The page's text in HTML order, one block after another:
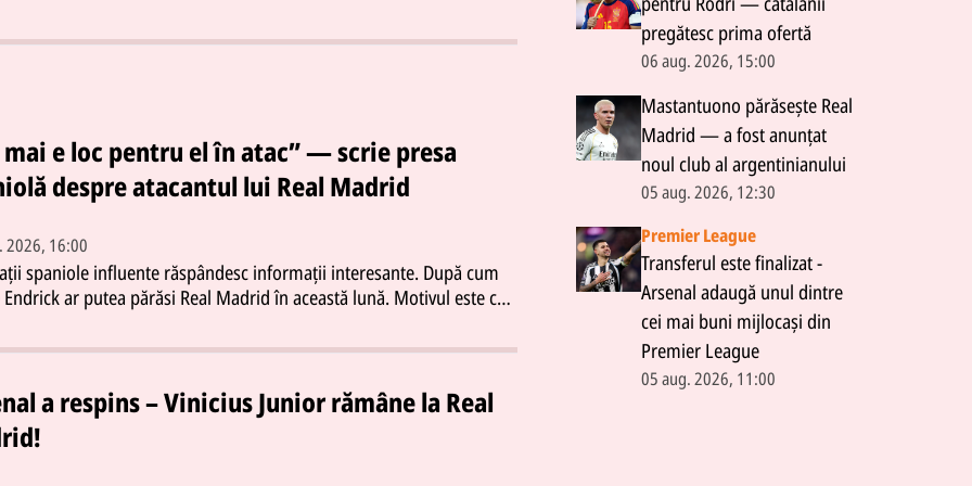
mai e loc pentru el în atac” — scrie presa
despre atacantul lui Real Madrid
2026, 16:00
spaniole influente răspândesc informații interesante. După cum
Endrick ar putea părăsi Real Madrid în această lună. Motivul este că
în această perioadă de transferuri Real și-a întărit compartimentul
clubul madrilen ia în considerare atât împrumutul cât și
tânărului fotbalist.Deși Endrick își dorește să rămână la Real
reprezentanții săi poartă deja negocieri cu mai multe cluburi.
a respins – Vinicius Junior rămâne la Real
pregătesc prima ofertă
06 aug. 2026, 15:00
Mastantuono părăsește Real
Madrid — a fost anunțat
noul club al argentinianului
05 aug. 2026, 12:30
Premier League
Transferul este finalizat -
Arsenal adaugă unul dintre
cei mai buni mijlocași din
Premier League
05 aug. 2026, 11:00